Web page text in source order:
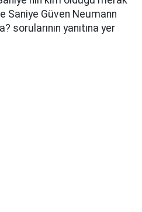
Saniye Güven Neumann
sorularının yanıtına yer